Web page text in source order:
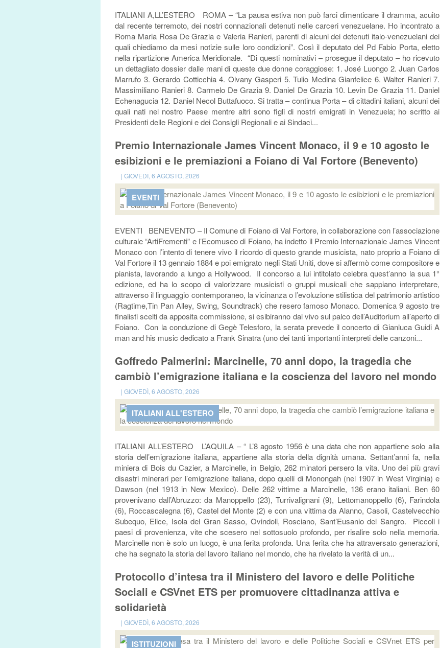
ITALIANI A,LL’ESTERO ROMA – “La pausa estiva non può farci dimenticare il dramma, acuito
dal recente terremoto, dei nostri connazionali detenuti nelle carceri venezuelane. Ho incontrato a
Roma Maria Rosa De Grazia e Valeria Ranieri, parenti di alcuni dei detenuti italo-venezuelani dei
quali chiediamo da mesi notizie sulle loro condizioni”. Così il deputato del Pd Fabio Porta, eletto
nella ripartizione America Meridionale. “Di questi nominativi – prosegue il deputato – ho ricevuto
un dettagliato dossier dalle mani di queste due donne coraggiose: 1.⁠ ⁠José Luongo 2. Juan Carlos
Marrufo 3. Gerardo Cotticchia 4. Olvany Gasperi 5. Tulio Medina Gianfelice 6. Walter Ranieri 7.
Massimiliano Ranieri 8. Carmelo De Grazia 9. Daniel De Grazia 10. Levin De Grazia 11. Daniel
Echenagucia 12. Daniel Necol Buttafuoco. Si tratta – continua Porta – di cittadini italiani, alcuni dei
quali nati nel nostro Paese mentre altri sono figli di nostri emigrati in Venezuela; ho scritto ai
Presidenti delle Regioni e dei Consigli Regionali e ai Sindaci...
Premio Internazionale James Vincent Monaco, il 9 e 10 agosto le
esibizioni e le premiazioni a Foiano di Val Fortore (Benevento)
| GIOVEDÌ, 6 AGOSTO, 2026
EVENTI
EVENTI BENEVENTO – Il Comune di Foiano di Val Fortore, in collaborazione con l’associazione
culturale “ArtiFrementi” e l’Ecomuseo di Foiano, ha indetto il Premio Internazionale James Vincent
Monaco con l’intento di tenere vivo il ricordo di questo grande musicista, nato proprio a Foiano di
Val Fortore il 13 gennaio 1884 e poi emigrato negli Stati Uniti, dove si affermò come compositore e
pianista, lavorando a lungo a Hollywood. Il concorso a lui intitolato celebra quest’anno la sua 1°
edizione, ed ha lo scopo di valorizzare musicisti o gruppi musicali che sappiano interpretare,
attraverso il linguaggio contemporaneo, la vicinanza o l’evoluzione stilistica del patrimonio artistico
(Ragtime,Tin Pan Alley, Swing, Soundtrack) che resero famoso Monaco. Domenica 9 agosto tre
finalisti scelti da apposita commissione, si esibiranno dal vivo sul palco dell’Auditorium all’aperto di
Foiano. Con la conduzione di Gegè Telesforo, la serata prevede il concerto di Gianluca Guidi A
man and his music dedicato a Frank Sinatra (uno dei tanti importanti interpreti delle canzoni...
Goffredo Palmerini: Marcinelle, 70 anni dopo, la tragedia che
cambiò l’emigrazione italiana e la coscienza del lavoro nel mondo
| GIOVEDÌ, 6 AGOSTO, 2026
ITALIANI ALL'ESTERO
ITALIANI ALL’ESTERO L’AQUILA – “ L’8 agosto 1956 è una data che non appartiene solo alla
storia dell’emigrazione italiana, appartiene alla storia della dignità umana. Settant’anni fa, nella
miniera di Bois du Cazier, a Marcinelle, in Belgio, 262 minatori persero la vita. Uno dei più gravi
disastri minerari per l’emigrazione italiana, dopo quelli di Monongah (nel 1907 in West Virginia) e
Dawson (nel 1913 in New Mexico). Delle 262 vittime a Marcinelle, 136 erano italiani. Ben 60
provenivano dall’Abruzzo: da Manoppello (23), Turrivalignani (9), Lettomanoppello (6), Farindola
(6), Roccascalegna (6), Castel del Monte (2) e con una vittima da Alanno, Casoli, Castelvecchio
Subequo, Elice, Isola del Gran Sasso, Ovindoli, Rosciano, Sant’Eusanio del Sangro. Piccoli i
paesi di provenienza, vite che scesero nel sottosuolo profondo, per risalire solo nella memoria.
Marcinelle non è solo un luogo, è una ferita profonda. Una ferita che ha attraversato generazioni,
che ha segnato la storia del lavoro italiano nel mondo, che ha rivelato la verità di un...
Protocollo d’intesa tra il Ministero del lavoro e delle Politiche
Sociali e CSVnet ETS per promuovere cittadinanza attiva e
solidarietà
| GIOVEDÌ, 6 AGOSTO, 2026
ISTITUZIONI